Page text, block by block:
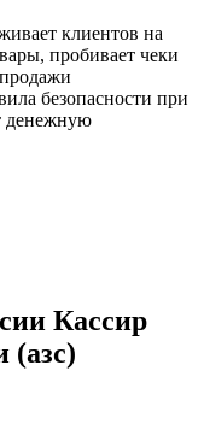
клиентов на
пробивает чеки
безопасности при
денежную
Кассир
(азс)